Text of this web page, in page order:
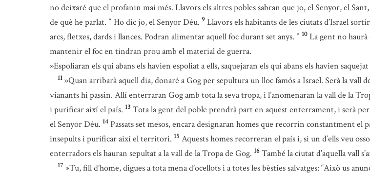
no deixaré que el profanin mai més. Llavors els altres pobles sabran que jo, el Senyor, el Sant,
de què he parlat. * Ho dic jo, el Senyor Déu. 9 Llavors els habitants de les ciutats d’Israel
arcs, fletxes, dards i llances. Podran alimentar aquell foc durant set anys. * 10 La gent no
mantenir el foc en tindran prou amb el material de guerra.
»Espoliaran els qui abans els havien espoliat a ells, saquejaran els qui abans els havien
11 »Quan arribarà aquell dia, donaré a Gog per sepultura un lloc famós a Israel. Serà la vall
vianants hi passin. Allí enterraran Gog amb tota la seva tropa, i l’anomenaran la vall de la
i purificar així el país. 13 Tota la gent del poble prendrà part en aquest enterrament, i serà
el Senyor Déu. 14 Passats set mesos, encara designaran homes que recorrin constantment
insepults i purificar així el territori. 15 Aquests homes recorreran el país i, si un d’ells veu
enterradors els hauran sepultat a la vall de la Tropa de Gog. 16 També la ciutat d’aquella vall
17 »Tu, fill d’home, digues a tota mena d’ocellots i a totes les bèsties salvatges: “Això us